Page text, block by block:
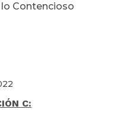
Contencioso
C: